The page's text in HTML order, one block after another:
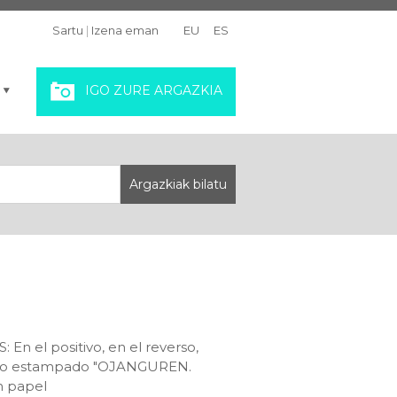
Sartu | Izena eman EU ES
IGO ZURE ARGAZKIA
En el positivo, en el reverso,
estampado "OJANGUREN.
papel